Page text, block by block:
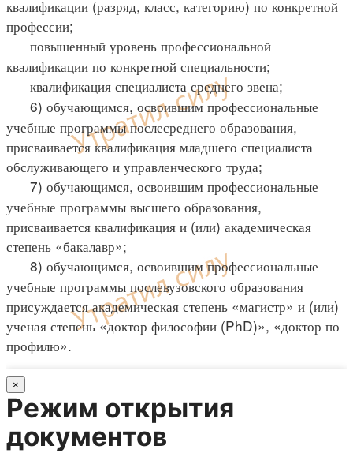
квалификации (разряд, класс, категорию) по конкретной
профессии;
повышенный уровень профессиональной
квалификации по конкретной специальности;
квалификация специалиста среднего звена;
6) обучающимся, освоившим профессиональные
учебные программы послесреднего образования,
присваивается квалификация младшего специалиста
обслуживающего и управленческого труда;
7) обучающимся, освоившим профессиональные
учебные программы высшего образования,
присваивается квалификация и (или) академическая
степень «бакалавр»;
8) обучающимся, освоившим профессиональные
учебные программы послевузовского образования
присуждается академическая степень «магистр» и (или)
ученая степень «доктор философии (PhD)», «доктор по
профилю».
×
Режим открытия
документов